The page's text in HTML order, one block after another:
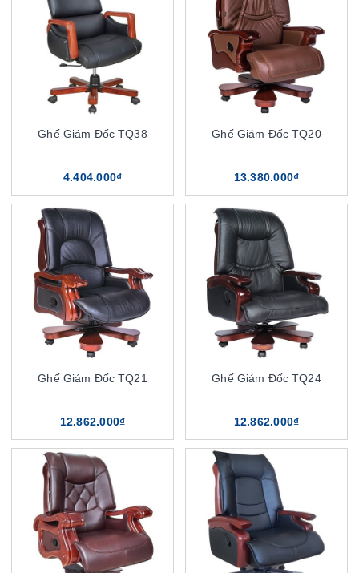
Ghế Giám Đốc TQ38
4.404.000₫
Ghế Giám Đốc TQ20
13.380.000₫
Ghế Giám Đốc TQ21
12.862.000₫
Ghế Giám Đốc TQ24
12.862.000₫